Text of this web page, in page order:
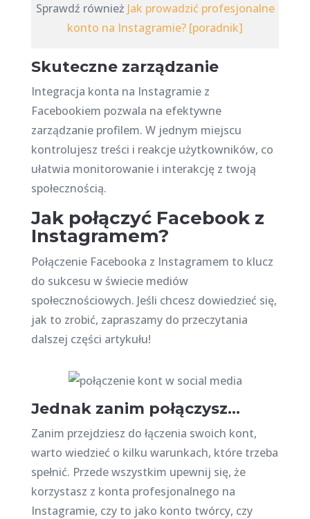
Sprawdź również Jak prowadzić profesjonalne
konto na Instagramie? [poradnik]
Skuteczne zarządzanie
Integracja konta na Instagramie z
Facebookiem pozwala na efektywne
zarządzanie profilem. W jednym miejscu
kontrolujesz treści i reakcje użytkowników, co
ułatwia monitorowanie i interakcję z twoją
społecznością.
Jak połączyć Facebook z
Instagramem?
Połączenie Facebooka z Instagramem to klucz
do sukcesu w świecie mediów
społecznościowych. Jeśli chcesz dowiedzieć się,
jak to zrobić, zapraszamy do przeczytania
dalszej części artykułu!
Jednak zanim połączysz…
Zanim przejdziesz do łączenia swoich kont,
warto wiedzieć o kilku warunkach, które trzeba
spełnić. Przede wszystkim upewnij się, że
korzystasz z konta profesjonalnego na
Instagramie, czy to jako konto twórcy, czy